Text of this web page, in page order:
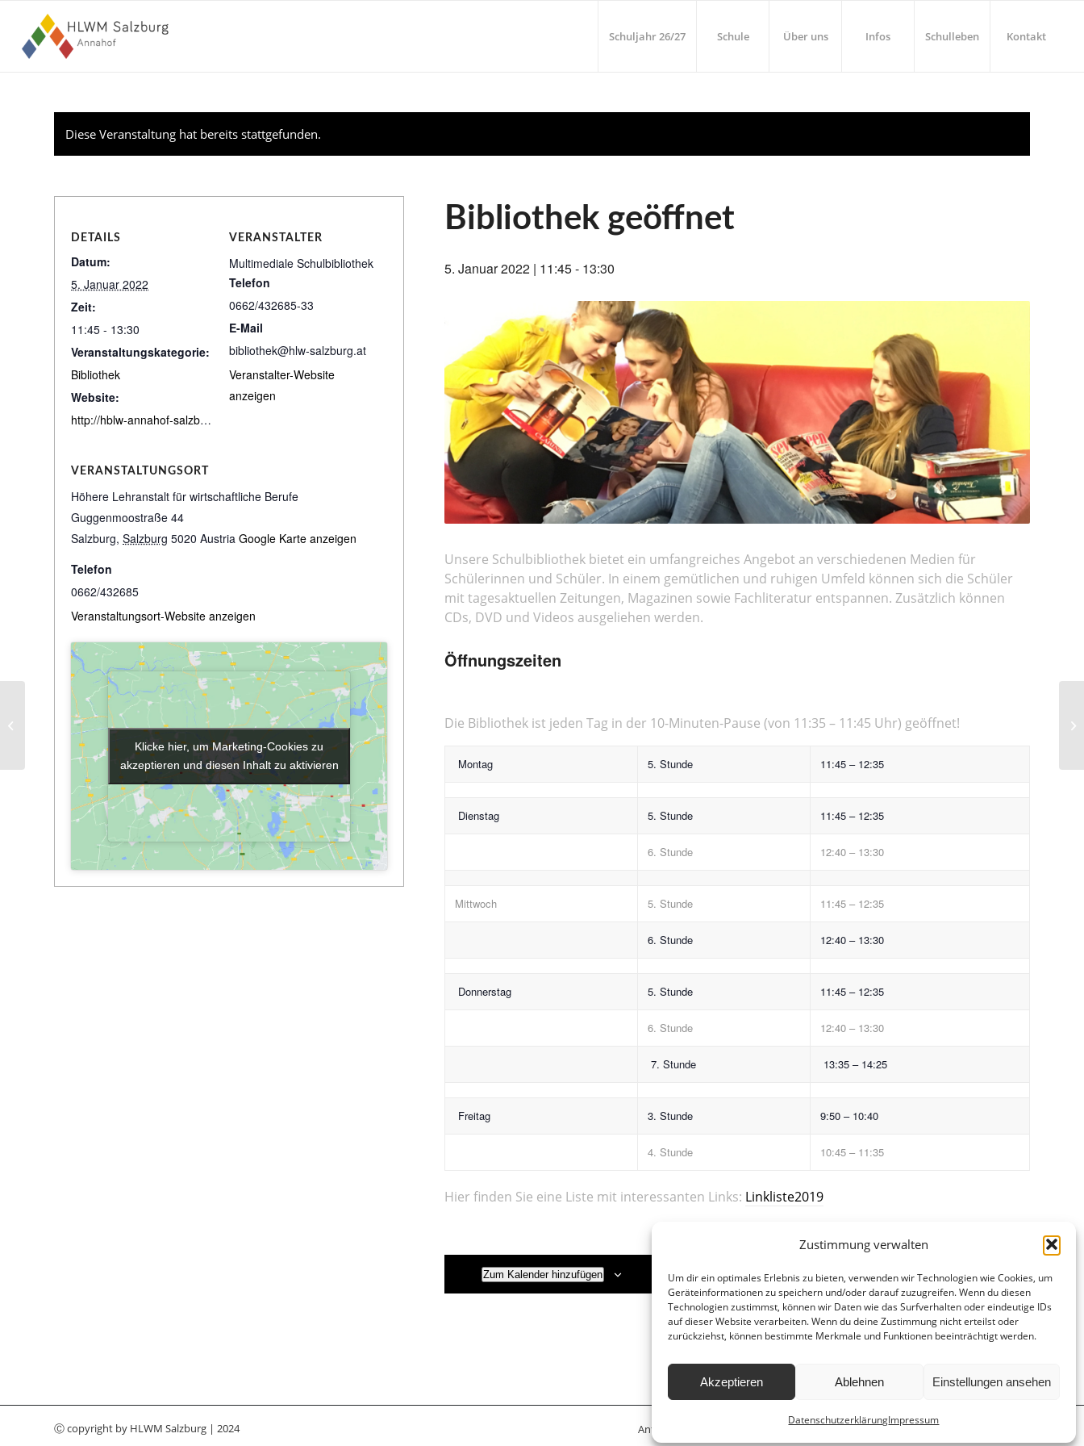
Zustimmung verwalten
Um dir ein optimales Erlebnis zu bieten, verwenden wir Technologien wie Cookies, um
Geräteinformationen zu speichern und/oder darauf zuzugreifen. Wenn du diesen
Technologien zustimmst, können wir Daten wie das Surfverhalten oder eindeutige IDs
auf dieser Website verarbeiten. Wenn du deine Zustimmung nicht erteilst oder
zurückziehst, können bestimmte Merkmale und Funktionen beeinträchtigt werden.
Akzeptieren Ablehnen Einstellungen ansehen
DatenschutzerklärungImpressum
Schuljahr 26/27 Schule Über uns Infos Schulleben Kontakt
Diese Veranstaltung hat bereits stattgefunden.
Bibliothek geöffnet
5. Januar 2022 | 11:45- 13:30
Unsere Schulbibliothek bietet ein umfangreiches Angebot an verschiedenen Medien für
Schülerinnen und Schüler. In einem gemütlichen und ruhigen Umfeld können sich die Schüler
mit tagesaktuellen Zeitungen, Magazinen sowie Fachliteratur entspannen. Zusätzlich können
CDs, DVD und Videos ausgeliehen werden.
Öffnungszeiten
Die Bibliothek ist jeden Tag in der 10-Minuten-Pause (von 11:35 – 11:45 Uhr) geöffnet!
Montag 5. Stunde 11:45 – 12:35
Dienstag 5. Stunde 11:45 – 12:35
6. Stunde 12:40 – 13:30
Mittwoch 5. Stunde 11:45 – 12:35
6. Stunde 12:40 – 13:30
Donnerstag 5. Stunde 11:45 – 12:35
6. Stunde 12:40 – 13:30
7. Stunde 13:35 – 14:25
Freitag 3. Stunde 9:50 – 10:40
4. Stunde 10:45 – 11:35
Hier finden Sie eine Liste mit interessanten Links: Linkliste2019
Zum Kalender hinzufügen
DETAILS
Datum:
5. Januar 2022
Zeit:
11:45 - 13:30
Veranstaltungskategorie:
Bibliothek
Website:
http://hblw-annahof-salzburg.bibbs.cc/search
VERANSTALTER
Multimediale Schulbibliothek
Telefon
0662/432685-33
E-Mail
bibliothek@hlw-salzburg.at
Veranstalter-Website
anzeigen
VERANSTALTUNGSORT
Höhere Lehranstalt für wirtschaftliche Berufe
Guggenmoostraße 44
Salzburg, Salzburg 5020 Austria Google Karte anzeigen
Telefon
0662/432685
Veranstaltungsort-Website anzeigen
Klicke hier, um Marketing-Cookies zu
akzeptieren und diesen Inhalt zu aktivieren
Klicke hier, um Marketing-Cookies zu
akzeptieren und diesen Inhalt zu aktivieren
Ⓒ copyright by HLWM Salzburg | 2024 Anfahrt Hausordnung Datenschutzerklärung
Bibliothek geöffnet